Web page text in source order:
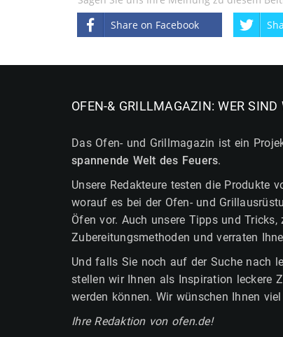
Share on Facebook
OFEN-& GRILLMAGAZIN: WER SIND
Das Ofen- und Grillmagazin ist ein
spannende Welt des Feuers.
Unsere Redakteure testen die Produkte
worauf es bei der Ofen- und
Öfen vor. Auch unsere Tipps und
Zubereitungsmethoden und verraten
Und falls Sie noch auf der Suche nach
stellen wir Ihnen als Inspiration leckere
werden können. Wir wünschen Ihnen
Ihre Redaktion von ofen.de!